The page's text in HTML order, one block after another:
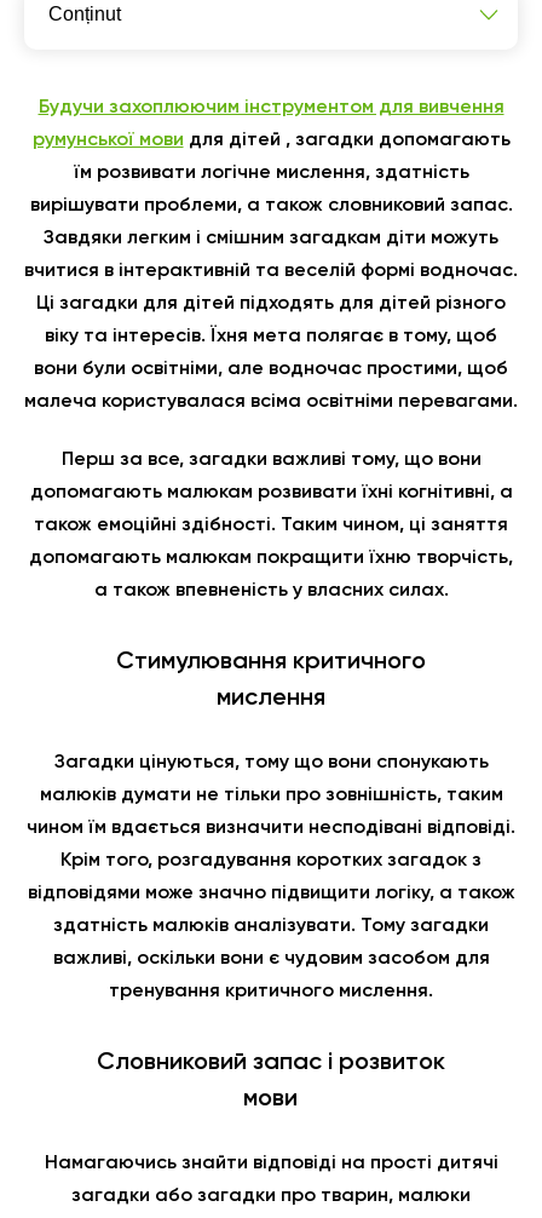
Conținut
Як загадки вписуються в навчання?
Будучи захоплюючим інструментом для вивчення
румунської мови для дітей , загадки допомагають
їм розвивати логічне мислення, здатність
вирішувати проблеми, а також словниковий запас.
Завдяки легким і смішним загадкам діти можуть
вчитися в інтерактивній та веселій формі водночас.
Ці загадки для дітей підходять для дітей різного
віку та інтересів. Їхня мета полягає в тому, щоб
вони були освітніми, але водночас простими, щоб
малеча користувалася всіма освітніми перевагами.
Перш за все, загадки важливі тому, що вони
допомагають малюкам розвивати їхні когнітивні, а
також емоційні здібності. Таким чином, ці заняття
допомагають малюкам покращити їхню творчість,
а також впевненість у власних силах.
Стимулювання критичного
мислення
Загадки цінуються, тому що вони спонукають
малюків думати не тільки про зовнішність, таким
чином їм вдається визначити несподівані відповіді.
Крім того, розгадування коротких загадок з
відповідями може значно підвищити логіку, а також
здатність малюків аналізувати. Тому загадки
важливі, оскільки вони є чудовим засобом для
тренування критичного мислення.
Словниковий запас і розвиток
мови
Намагаючись знайти відповіді на прості дитячі
загадки або загадки про тварин, малюки